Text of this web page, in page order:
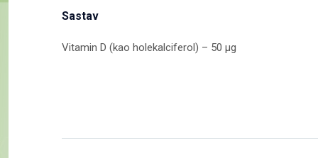
Sastav
Vitamin D (kao holekalciferol) – 50 µg